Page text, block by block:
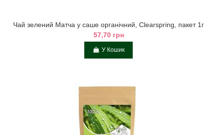
Чай зелений Матча у саше органічний, Clearspring, пакет 1г
57,70 грн
У Кошик